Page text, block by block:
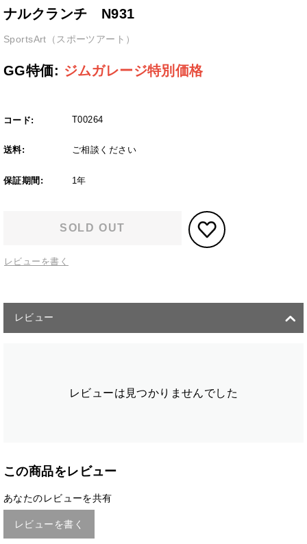
ナルクランチ N931
SportsArt（スポーツアート）
GG特価: ジムガレージ特別価格
コード: T00264
送料: ご相談ください
保証期間: 1年
SOLD OUT
レビューを書く
レビュー
レビューは見つかりませんでした
この商品をレビュー
あなたのレビューを共有
レビューを書く